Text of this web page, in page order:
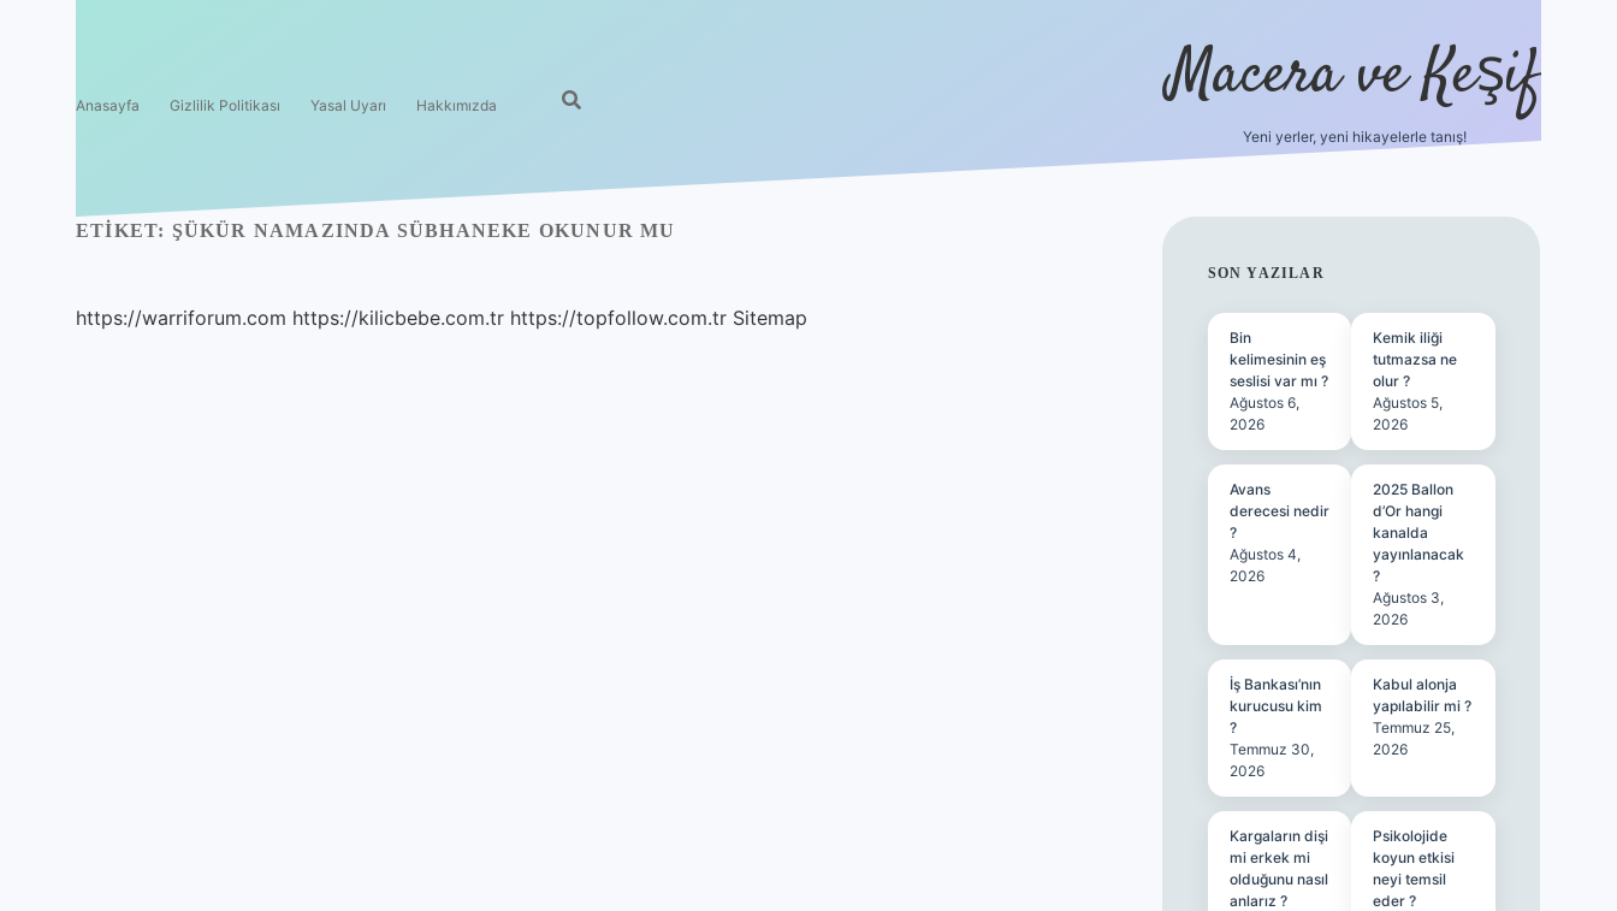
Anasayfa Gizlilik Politikası Yasal Uyarı Hakkımızda Macera ve Keşif
Yeni yerler, yeni hikayelerle tanış!
ETIKET: ŞÜKÜR NAMAZINDA SÜBHANEKE OKUNUR MU
https://warriforum.com https://kilicbebe.com.tr https://topfollow.com.tr Sitemap
SIDEBAR
SON YAZILAR
Bin
kelimesinin eş
seslisi var mı ?
Ağustos 6,
2026
Kemik iliği
tutmazsa ne
olur ?
Ağustos 5,
2026
Avans
derecesi nedir
?
Ağustos 4,
2026
2025 Ballon
d’Or hangi
kanalda
yayınlanacak
?
Ağustos 3,
2026
İş Bankası’nın
kurucusu kim
?
Temmuz 30,
2026
Kabul alonja
yapılabilir mi ?
Temmuz 25,
2026
Kargaların dişi
mi erkek mi
olduğunu nasıl
anlarız ?
Psikolojide
koyun etkisi
neyi temsil
eder ?
hiltonbet yeni giriş